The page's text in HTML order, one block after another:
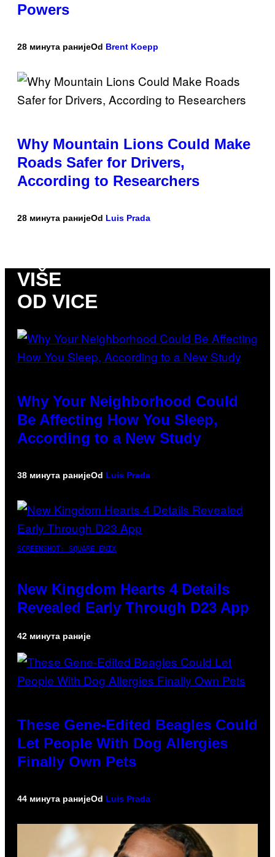
Powers
28 минута ранијеOd Brent Koepp
Why Mountain Lions Could Make
Roads Safer for Drivers,
According to Researchers
28 минута ранијеOd Luis Prada
VIŠE
OD VICE
Why Your Neighborhood Could
Be Affecting How You Sleep,
According to a New Study
38 минута ранијеOd Luis Prada
SCREENSHOT: SQUARE ENIX
New Kingdom Hearts 4 Details
Revealed Early Through D23 App
42 минута раније
These Gene-Edited Beagles Could
Let People With Dog Allergies
Finally Own Pets
44 минута ранијеOd Luis Prada